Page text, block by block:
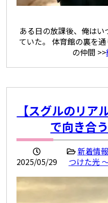
ある日の放課後、俺は
ていた。 体育館の裏を
の仲間 >>
【スグルのリ
で向き合
2025/05/29
新着情報
つけた光